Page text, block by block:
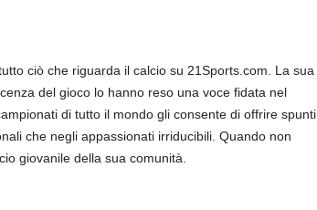
ciò che riguarda il calcio su 21Sports.com. La sua
del gioco lo hanno reso una voce fidata nel
di tutto il mondo gli consente di offrire spunti
che negli appassionati irriducibili. Quando non
giovanile della sua comunità.